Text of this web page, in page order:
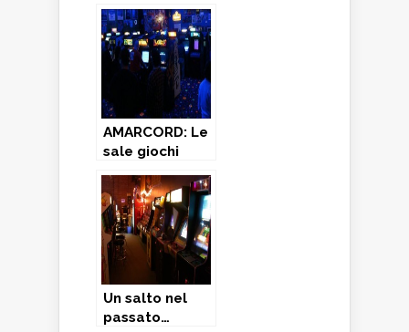
vita per il
Simulmondo…
AMARCORD: Le
sale giochi
adolescenza –
Parte seconda
Un salto nel
passato…